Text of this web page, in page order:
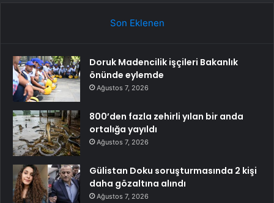
Son Eklenen
Doruk Madencilik işçileri Bakanlık
önünde eylemde
Ağustos 7, 2026
800’den fazla zehirli yılan bir anda
ortalığa yayıldı
Ağustos 7, 2026
Gülistan Doku soruşturmasında 2 kişi
daha gözaltına alındı
Ağustos 7, 2026